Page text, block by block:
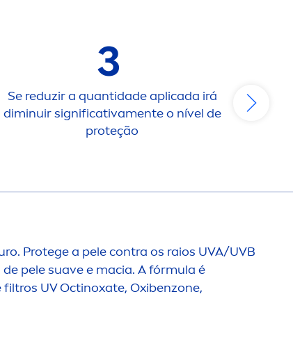
3
Se reduzir a quantidade aplicada irá
diminuir significativamente o nível de
proteção
Protege a pele contra os raios UVA/UVB
pele suave e macia. A fórmula é
UV Octinoxate, Oxibenzone,